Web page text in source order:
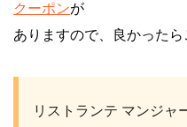
クーポンが
ありますので、良かったら
リストランテ マンジャ